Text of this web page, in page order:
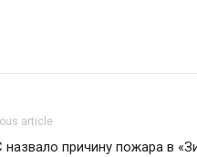
article
причину пожара в